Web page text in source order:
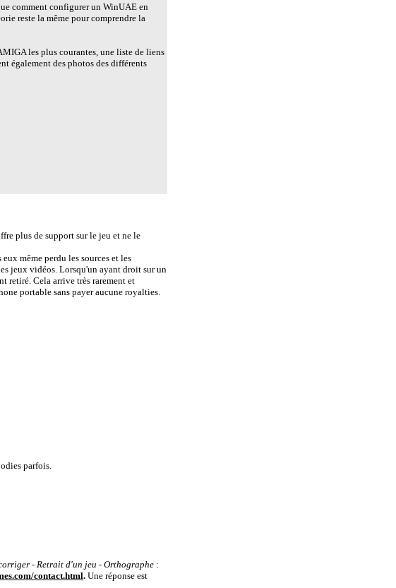
comment configurer un WinUAE en
reste la même pour comprendre la
les plus courantes, une liste de liens
également des photos des différents
plus de support sur le jeu et ne le
même perdu les sources et les
jeux vidéos. Lorsqu'un ayant droit sur un
retiré. Cela arrive très rarement et
portable sans payer aucune royalties.
parfois.
- Retrait d'un jeu - Orthographe :
contact.html. Une réponse est